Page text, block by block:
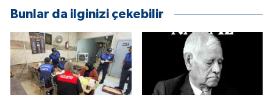
Bunlar da ilginizi çekebilir
SPOR HABERLERİ
TEKNOLOJİ
Turizm